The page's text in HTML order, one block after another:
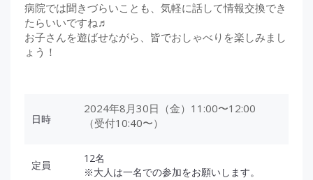
病院では聞きづらいことも、気軽に話して情報交換でき
たらいいですね♬
お子さんを遊ばせながら、皆でおしゃべりを楽しみまし
ょう！
日時
2024年8月30日（金）11:00〜12:00
（受付10:40〜）
定員
12名
※大人は一名での参加をお願いします。